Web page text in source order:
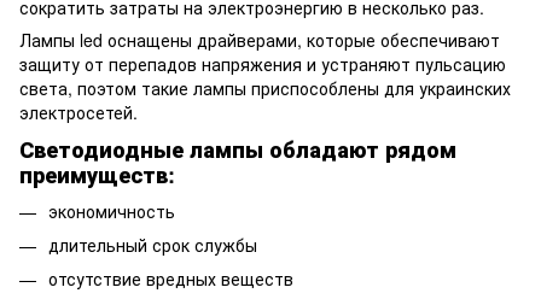
сократить затраты на электроэнергию в несколько раз.
Лампы led оснащены драйверами, которые обеспечивают
защиту от перепадов напряжения и устраняют пульсацию
света, поэтом такие лампы приспособлены для украинских
электросетей.
Светодиодные лампы обладают рядом
преимуществ:
экономичность
длительный срок службы
отсутствие вредных веществ